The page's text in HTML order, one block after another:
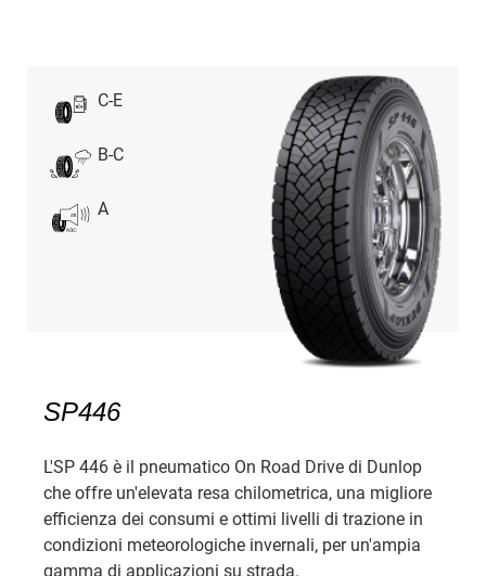
C-E
B-C
A
SP446
L'SP 446 è il pneumatico On Road Drive di Dunlop
che offre un'elevata resa chilometrica, una migliore
efficienza dei consumi e ottimi livelli di trazione in
condizioni meteorologiche invernali, per un'ampia
gamma di applicazioni su strada.